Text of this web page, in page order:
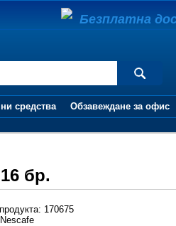
средства Обзавеждане за офис
бр.
170675
Безплатна